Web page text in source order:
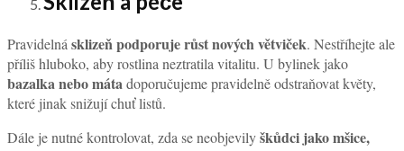
Pravidelná sklizeň podporuje růst nových větviček. Nestříhejte ale
příliš hluboko, aby rostlina neztratila vitalitu. U bylinek jako
bazalka nebo mátadoporučujeme pravidelně odstraňovat květy,
které jinak snižují chuť listů.
Dále je nutné kontrolovat, zda se neobjevilyškůdci jako mšice,